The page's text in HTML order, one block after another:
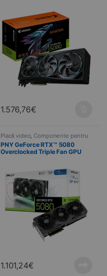
1.576,76€
Placă video Componente pentru
PC, Informatică
PNY GeForce RTX™ 5080
Overclocked Triple Fan GPU
1.101,24€